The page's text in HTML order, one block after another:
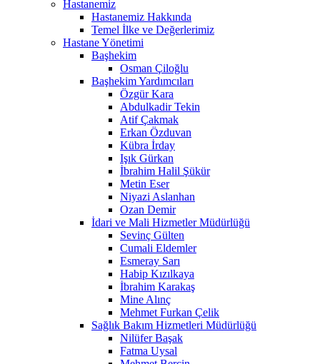
Hastanemiz
Hastanemiz Hakkında
Temel İlke ve Değerlerimiz
Hastane Yönetimi
Başhekim
Osman Çiloğlu
Başhekim Yardımcıları
Özgür Kara
Abdulkadir Tekin
Atif Çakmak
Erkan Özduvan
Kübra İrday
Işık Gürkan
İbrahim Halil Şükür
Metin Eser
Niyazi Aslanhan
Ozan Demir
İdari ve Mali Hizmetler Müdürlüğü
Sevinç Gülten
Cumali Eldemler
Esmeray Sarı
Habip Kızılkaya
İbrahim Karakaş
Mine Alınç
Mehmet Furkan Çelik
Sağlık Bakım Hizmetleri Müdürlüğü
Nilüfer Başak
Fatma Uysal